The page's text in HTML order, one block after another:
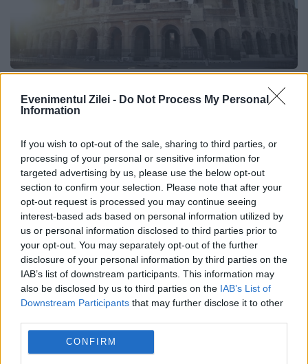
Evenimentul Zilei - Do Not Process My Personal
Information
If you wish to opt-out of the sale, sharing to third parties, or
processing of your personal or sensitive information for
targeted advertising by us, please use the below opt-out
section to confirm your selection. Please note that after your
opt-out request is processed you may continue seeing
interest-based ads based on personal information utilized by
us or personal information disclosed to third parties prior to
your opt-out. You may separately opt-out of the further
disclosure of your personal information by third parties on the
IAB’s list of downstream participants. This information may
also be disclosed by us to third parties on the IAB’s List of
Downstream Participants that may further disclose it to other
CONFIRM
Anul 27 Înainte de Hristos. Roma antică
și secretul dezgropat în 2020
Un fenomen obișnuit în Roma a condus la
descoperirea unor pietre de pavaj ce
datează încă din anul 27 Înainte de Hristos.
O groapă de aproape 2,5 metri adâncime,
formată...